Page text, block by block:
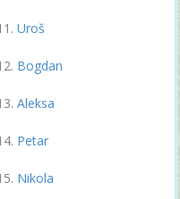
Uroš
Bogdan
Aleksa
Petar
Nikola